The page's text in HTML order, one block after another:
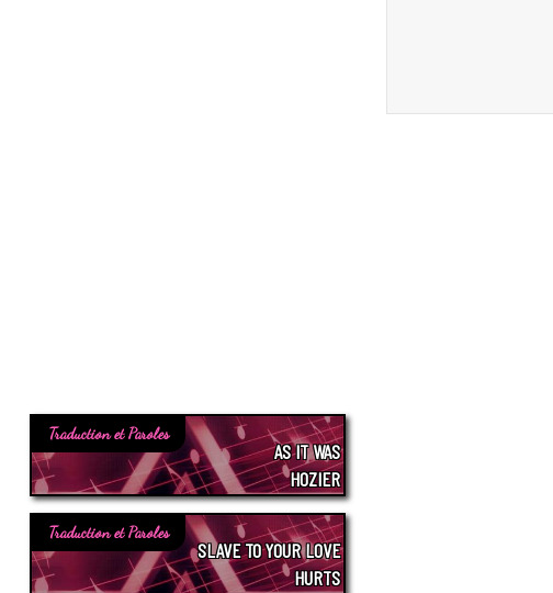
Traduction et Paroles
AS IT WAS
HOZIER
Traduction et Paroles
SLAVE TO YOUR LOVE
HURTS